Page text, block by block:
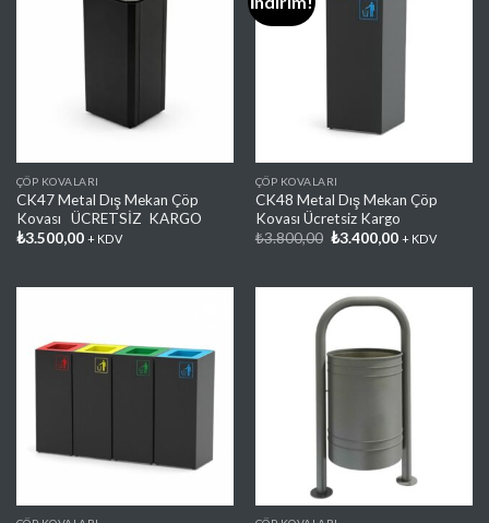
Favorilere
ÇÖP KOVALARI
CK47 Metal Dış Mekan Çöp
Kovası ÜCRETSİZ KARGO
₺3.500,00 + KDV
ÇÖP KOVALARI
CK48 Metal Dış Mekan Çöp
Kovası Ücretsiz Kargo
₺3.800,00 Orijinal
₺3.400,00Şu
+ KDV
Favorilere